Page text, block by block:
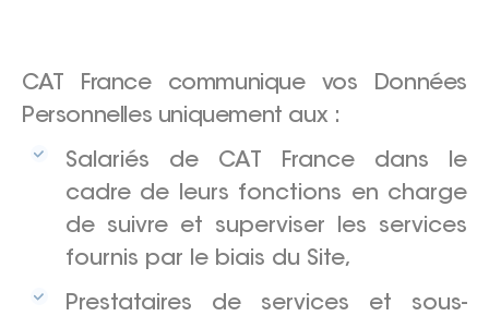
CAT France communique vos Données
Personnelles uniquement aux :
Salariés de CAT France dans le
cadre de leurs fonctions en charge
de suivre et superviser les services
fournis par le biais du Site,
Prestataires de services et sous-